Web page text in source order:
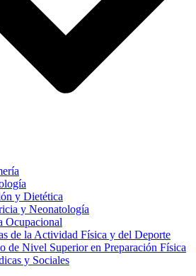
y Dietética
y Neonatología
Ocupacional
de la Actividad Física y del Deporte
de Nivel Superior en Preparación Física
y Sociales